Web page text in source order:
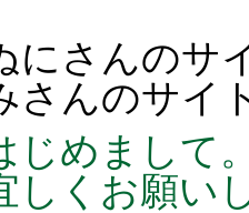
にさんのサ
さんのサイ
めまして
しくお願い